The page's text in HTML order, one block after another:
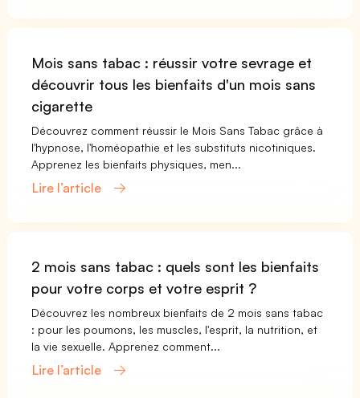
Mois sans tabac : réussir votre sevrage et
découvrir tous les bienfaits d'un mois sans
cigarette
Découvrez comment réussir le Mois Sans Tabac grâce à
l'hypnose, l'homéopathie et les substituts nicotiniques.
Apprenez les bienfaits physiques, men...
Lire l’article
2 mois sans tabac : quels sont les bienfaits
pour votre corps et votre esprit ?
Découvrez les nombreux bienfaits de 2 mois sans tabac
: pour les poumons, les muscles, l'esprit, la nutrition, et
la vie sexuelle. Apprenez comment...
Lire l’article